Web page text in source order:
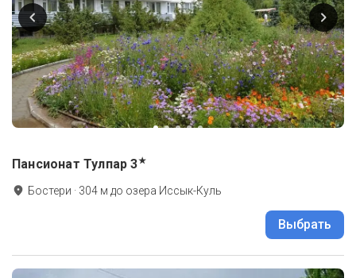
Пансионат Тулпар 3★
Бостери · 304 м до озера Иссык-Куль
Выбрать